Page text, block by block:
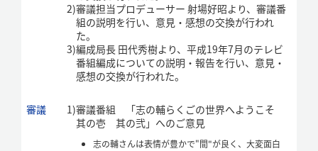
2)審議担当プロデューサー 射場好昭より、審議番
組の説明を行い、意見・感想の交換が行われ
た。
3)編成局長 田代秀樹より、平成19年7月のテレビ
番組編成についての説明・報告を行い、意見・
感想の交換が行われた。
審議 1)審議番組 「志の輔らくごの世界へようこそ
其の壱 其の弐」へのご意見
志の輔さんは表情が豊かで"間"が良く、大変面白